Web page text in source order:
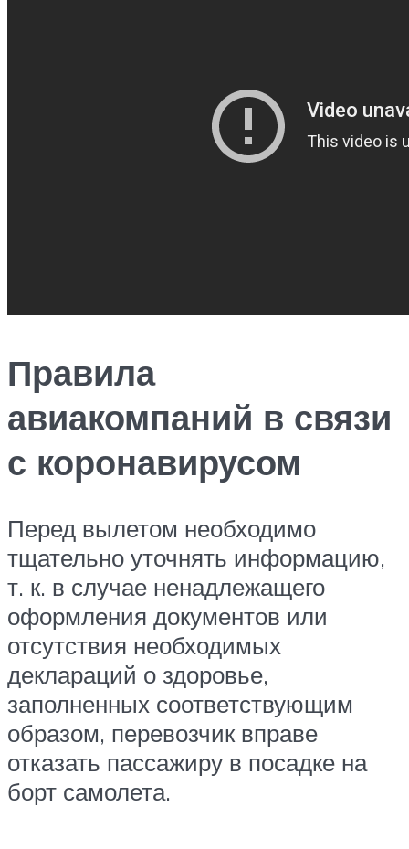
Правила
авиакомпаний в связи
с коронавирусом
Перед вылетом необходимо
тщательно уточнять информацию,
т. к. в случае ненадлежащего
оформления документов или
отсутствия необходимых
деклараций о здоровье,
заполненных соответствующим
образом, перевозчик вправе
отказать пассажиру в посадке на
борт самолета.